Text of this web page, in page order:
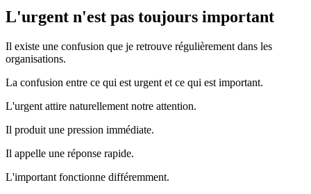
L'urgent n'est pas toujours important
Il existe une confusion que je retrouve régulièrement dans les
organisations.
La confusion entre ce qui est urgent et ce qui est important.
L'urgent attire naturellement notre attention.
Il produit une pression immédiate.
Il appelle une réponse rapide.
L'important fonctionne différemment.